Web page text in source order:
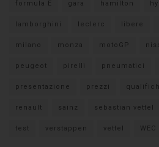
formula E gara hamilton
lamborghini leclerc libere
milano monza motoGP
peugeot pirelli pneumatici
presentazione prezzi
renault sainz sebastian vettel
test verstappen vettel WEC